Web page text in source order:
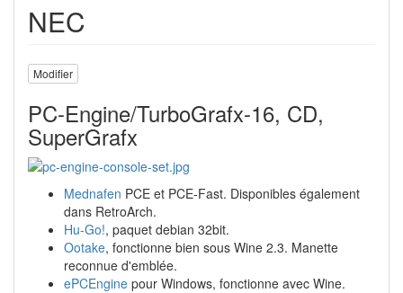
NEC
Modifier
PC-Engine/TurboGrafx-16, CD,
SuperGrafx
Mednafen PCE et PCE-Fast. Disponibles également
dans RetroArch.
Hu-Go!, paquet debian 32bit.
Ootake, fonctionne bien sous Wine 2.3. Manette
reconnue d'emblée.
ePCEngine pour Windows, fonctionne avec Wine.